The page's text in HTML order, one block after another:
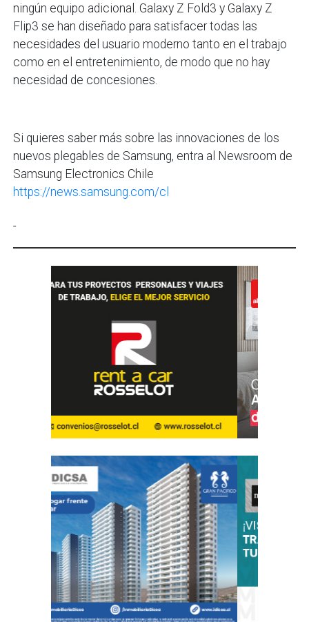
ningún equipo adicional. Galaxy Z Fold3 y Galaxy Z
Flip3 se han diseñado para satisfacer todas las
necesidades del usuario moderno tanto en el trabajo
como en el entretenimiento, de modo que no hay
necesidad de concesiones.
Si quieres saber más sobre las innovaciones de los
nuevos plegables de Samsung, entra al Newsroom de
Samsung Electronics Chile
https://news.samsung.com/cl